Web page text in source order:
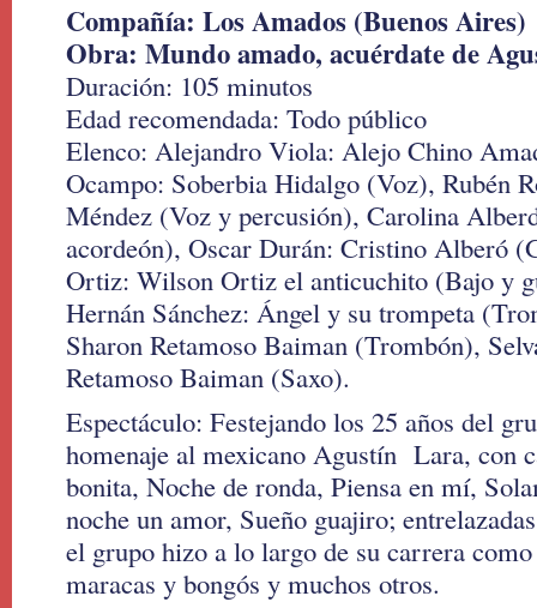
Compañía: Los Amados (Buenos Aires)
Obra: Mundo amado, acuérdate de
Duración: 105 minutos
Edad recomendada: Todo público
Elenco: Alejandro Viola: Alejo Chino
Ocampo: Soberbia Hidalgo (Voz), Rubén
Méndez (Voz y percusión), Carolina
acordeón), Oscar Durán: Cristino Alberó
Ortiz: Wilson Ortiz el anticuchito (Bajo y
Hernán Sánchez: Ángel y su trompeta
Sharon Retamoso Baiman (Trombón),
Retamoso Baiman (Saxo).
Espectáculo: Festejando los 25 años del
homenaje al mexicano Agustín Lara, con
bonita, Noche de ronda, Piensa en mí,
noche un amor, Sueño guajiro;
el grupo hizo a lo largo de su carrera
maracas y bongós y muchos otros.